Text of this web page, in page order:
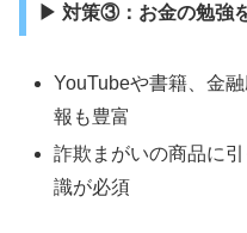
▶ 対策③：お金の勉強
YouTubeや書籍、金
報も豊富
詐欺まがいの商品に
識が必須